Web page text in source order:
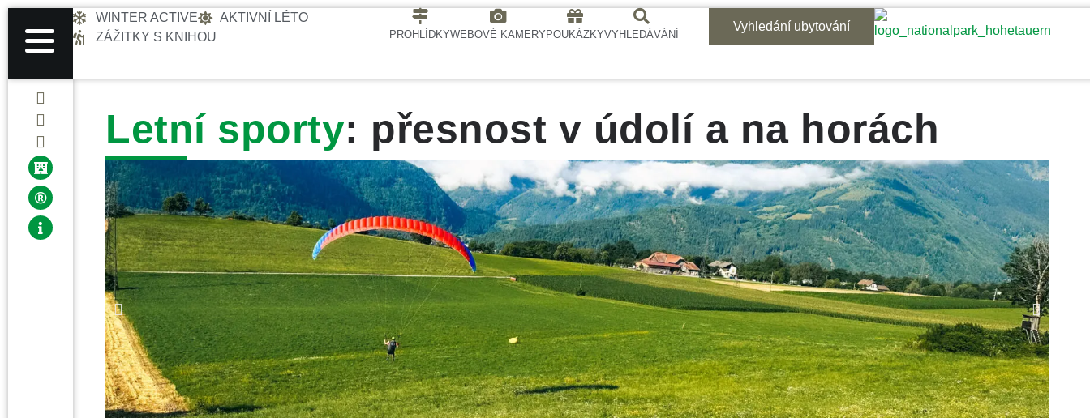
WINTER ACTIVE
AKTIVNÍ LÉTO
ZÁŽITKY S KNIHOU
PROHLÍDKYWEBOVÉ KAMERY POUKÁZKYVYHLEDÁVÁNÍ
Vyhledání ubytování
Letní sporty: přesnost v údolí a na horách